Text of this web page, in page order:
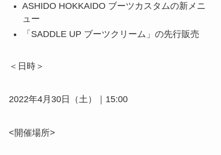
ASHIDO HOKKAIDO ブーツカスタムの新メニ
ュー
「SADDLE UP ブーツクリーム」の先行販売
＜日時＞
2022年4月30日（土）｜15:00
<開催場所>